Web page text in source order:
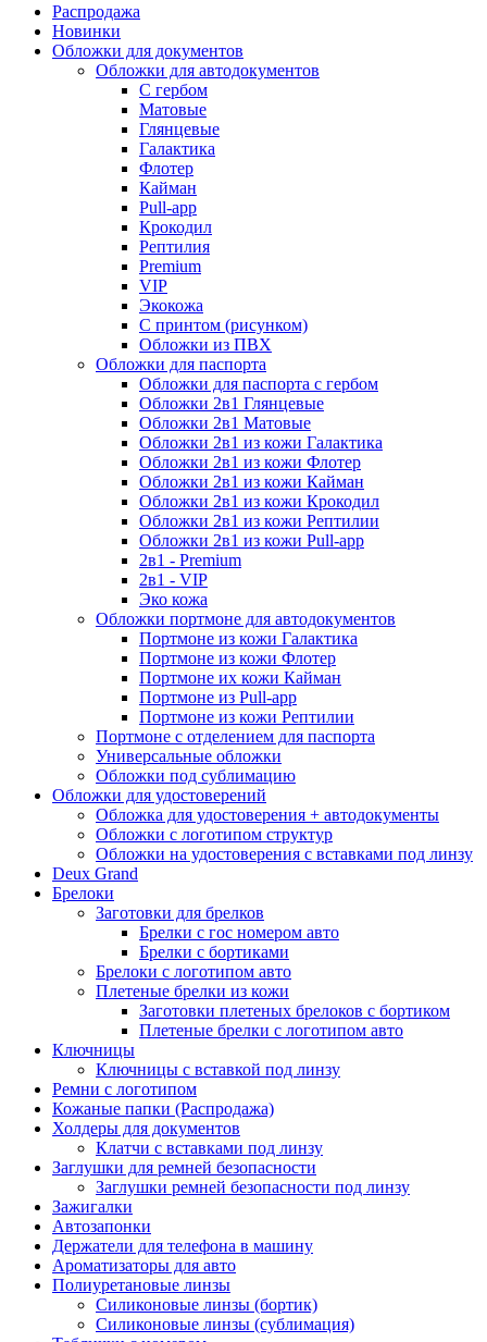
Распродажа
Новинки
Обложки для документов
Обложки для автодокументов
С гербом
Матовые
Глянцевые
Галактика
Флотер
Кайман
Pull-app
Крокодил
Рептилия
Premium
VIP
Экокожа
С принтом (рисунком)
Обложки из ПВХ
Обложки для паспорта
Обложки для паспорта с гербом
Обложки 2в1 Глянцевые
Обложки 2в1 Матовые
Обложки 2в1 из кожи Галактика
Обложки 2в1 из кожи Флотер
Обложки 2в1 из кожи Кайман
Обложки 2в1 из кожи Крокодил
Обложки 2в1 из кожи Рептилии
Обложки 2в1 из кожи Pull-app
2в1 - Premium
2в1 - VIP
Эко кожа
Обложки портмоне для автодокументов
Портмоне из кожи Галактика
Портмоне из кожи Флотер
Портмоне их кожи Кайман
Портмоне из Pull-app
Портмоне из кожи Рептилии
Портмоне с отделением для паспорта
Универсальные обложки
Обложки под сублимацию
Обложки для удостоверений
Обложка для удостоверения + автодокументы
Обложки с логотипом структур
Обложки на удостоверения с вставками под линзу
Deux Grand
Брелоки
Заготовки для брелков
Брелки с гос номером авто
Брелки с бортиками
Брелоки с логотипом авто
Плетеные брелки из кожи
Заготовки плетеных брелоков с бортиком
Плетеные брелки с логотипом авто
Ключницы
Ключницы с вставкой под линзу
Ремни с логотипом
Кожаные папки (Распродажа)
Холдеры для документов
Клатчи с вставками под линзу
Заглушки для ремней безопасности
Заглушки ремней безопасности под линзу
Зажигалки
Автозапонки
Держатели для телефона в машину
Ароматизаторы для авто
Полиуретановые линзы
Силиконовые линзы (бортик)
Силиконовые линзы (сублимация)